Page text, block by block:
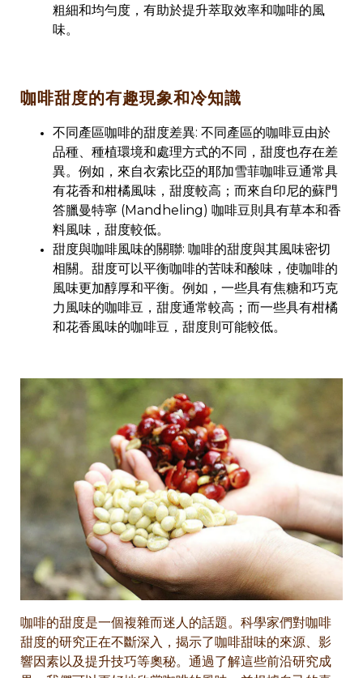
粗細和均勻度，有助於提升萃取效率和咖啡的風
味。
咖啡甜度的有趣現象和冷知識
不同產區咖啡的甜度差異: 不同產區的咖啡豆由於
品種、種植環境和處理方式的不同，甜度也存在差
異。例如，來自衣索比亞的耶加雪菲咖啡豆通常具
有花香和柑橘風味，甜度較高；而來自印尼的蘇門
答臘曼特寧 (Mandheling) 咖啡豆則具有草本和香
料風味，甜度較低。
甜度與咖啡風味的關聯: 咖啡的甜度與其風味密切
相關。甜度可以平衡咖啡的苦味和酸味，使咖啡的
風味更加醇厚和平衡。例如，一些具有焦糖和巧克
力風味的咖啡豆，甜度通常較高；而一些具有柑橘
和花香風味的咖啡豆，甜度則可能較低。
咖啡的甜度是一個複雜而迷人的話題。科學家們對咖啡
甜度的研究正在不斷深入，揭示了咖啡甜味的來源、影
響因素以及提升技巧等奧秘。通過了解這些前沿研究成